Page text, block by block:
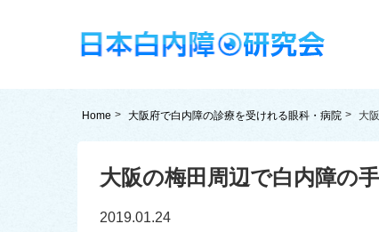
Home 大阪府で白内障の診療を受けれる眼科・病院 大
大阪の梅田周辺で白内障の
2019.01.24